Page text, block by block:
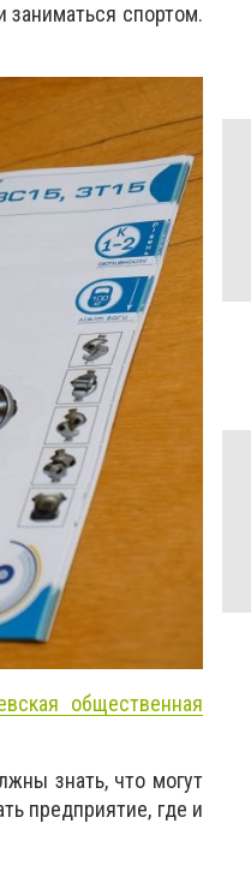
заниматься спортом.
общественная
знать, что могут
предприятие, где и